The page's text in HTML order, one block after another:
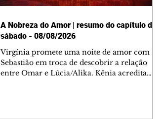
A Nobreza do Amor | resumo do capítulo de
sábado - 08/08/2026
Virgínia promete uma noite de amor com
Sebastião em troca de descobrir a relação
entre Omar e Lúcia/Alika. Kênia acredita